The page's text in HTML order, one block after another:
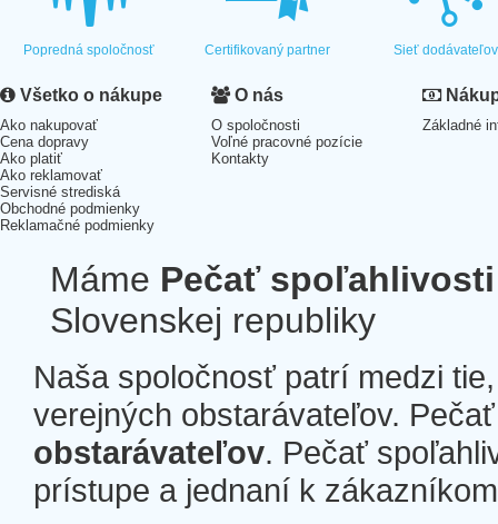
Popredná spoločnosť Certifikovaný partner Sieť dodávateľov
Všetko o nákupe
Ako nakupovať
Cena dopravy
Ako platiť
Ako reklamovať
Servisné strediská
Obchodné podmienky
Reklamačné podmienky
O nás
O spoločnosti
Voľné pracovné pozície
Kontakty
Základné
Máme Pečať spoľahlivosti
Slovenskej republiky
Naša spoločnosť patrí medzi
verejných obstarávateľov.
obstarávateľov. Pečať
prístupe a jednaní k